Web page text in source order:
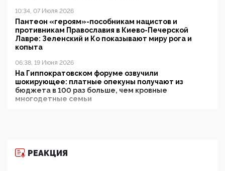
10:34, 07 Июля 2026
Пантеон «героям»-пособникам нацистов и
противникам Православия в Киево-Печерской
Лавре: Зеленский и Ко показывают миру рога и
копыта
06:38, 19 Июня 2026
На Гиппократовском форуме озвучили
шокирующее: платные опекуны получают из
бюджета в 100 раз больше, чем кровные
многодетные семьи
11:53, 09 Июня 2026
РЕАКЦИЯ